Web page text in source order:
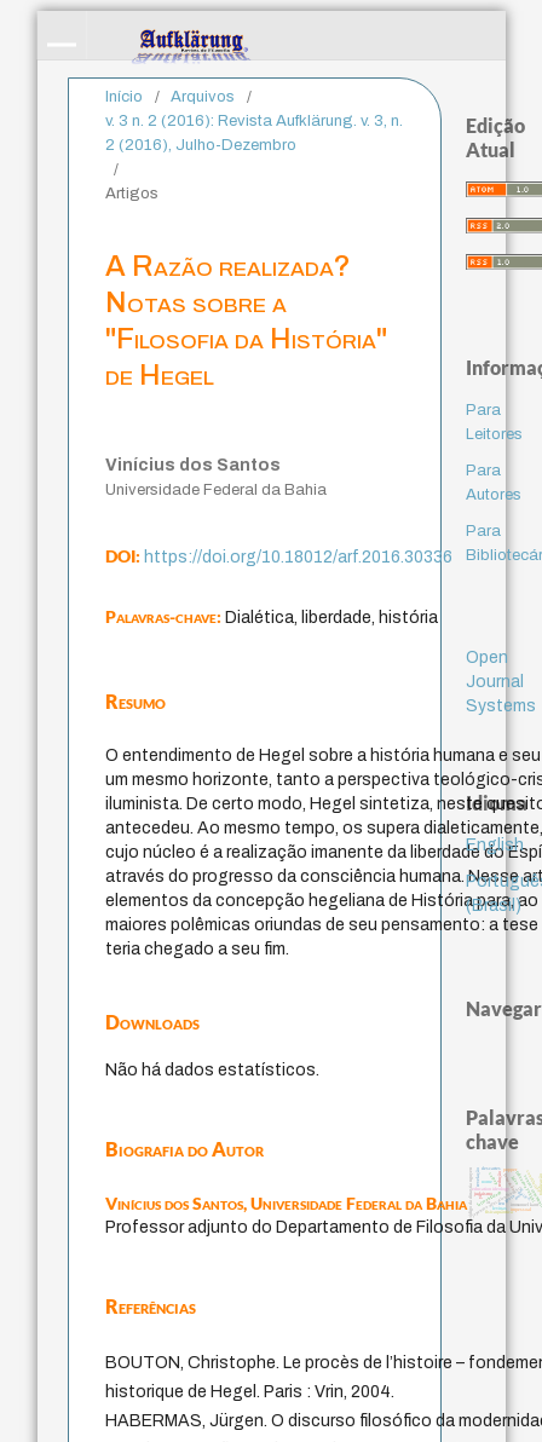
Início / Arquivos
/
v. 3 n. 2 (2016): Revista Aufklärung. v. 3, n.
2 (2016), Julho-Dezembro
/
Artigos
A Razão realizada?
Notas sobre a
"Filosofia da História"
de Hegel
Vinícius dos Santos
Universidade Federal da Bahia
DOI:https://doi.org/10.18012/arf.2016.30336
Palavras-chave:Dialética, liberdade, história
Resumo
O entendimento de Hegel sobre a história humana e seu
um mesmo horizonte, tanto a perspectiva teológico-
iluminista. De certo modo, Hegel sintetiza, neste
antecedeu. Ao mesmo tempo, os supera
cujo núcleo é a realização imanente da liberdade do
através do progresso da consciência humana. Nesse
elementos da concepção hegeliana de História para, ao
maiores polêmicas oriundas de seu pensamento: a
teria chegado a seu fim.
Downloads
Não há dados estatísticos.
Biografia do Autor
Vinícius dos Santos,Universidade Federal da Bahia
Professor adjunto do Departamento de Filosofia da
Referências
BOUTON, Christophe. Le procès de l’histoire –
historique de Hegel. Paris : Vrin, 2004.
HABERMAS, Jürgen. O discurso filosófico da
Edição
Atual
Para
Leitores
Para
Autores
Para
Open
Journal
Systems
Idioma
English
(Brasil)
Navegar
chave
immanuel kant
japanese education thoughts
código da dinastia nguyen gosto
juízo sensus
formação
education ideology fukuzawa yukichi
redução
mulher
popper
falseabilidade
carnap constituição
nome
física quântica
judaísmo
revelação
impessoal
descartes
ren
ética.
levinas
yi
li